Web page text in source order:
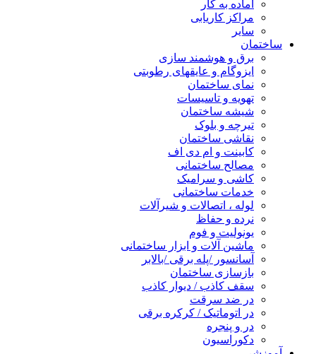
آماده به کار
مراکز کاریابی
سایر
ساختمان
برق و هوشمند سازی
ایزوگام و عایقهای رطوبتی
نمای ساختمان
تهویه و تاسیسات
شیشه ساختمان
تیرچه و بلوک
نقاشی ساختمان
کابینت و ام دی اف
مصالح ساختمانی
کاشی و سرامیک
خدمات ساختمانی
لوله ، اتصالات و شیرآلات
نرده و حفاظ
یونولیت و فوم
ماشین آلات و ابزار ساختمانی
آسانسور /پله برقی /بالابر
بازسازی ساختمان
سقف کاذب / دیوار کاذب
در ضد سرقت
در اتوماتیک / کرکره برقی
در و پنجره
دکوراسیون